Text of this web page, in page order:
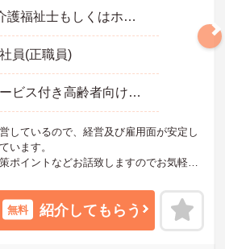
■介護福祉士もしくはホームヘルパー2級以上の有資格者
員(正職員)
サービス付き高齢者向け住宅（サ高住）
しているので、経営及び雇用面が安定し
います。
ポイントなどお話致しますのでお気軽に
無料 紹介してもらう